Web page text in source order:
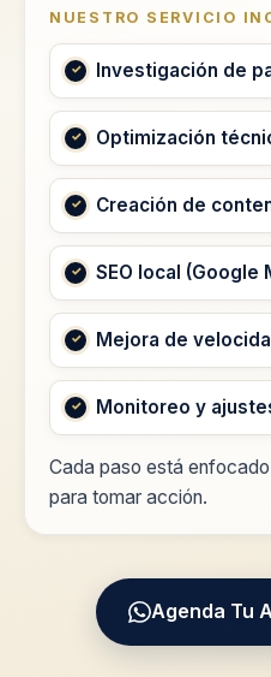
NUESTRO SERVICIO
Investigación de
Optimización
Creación de
SEO local (Google
Mejora de
Monitoreo y
Cada paso está
para tomar acción.
Agenda Tu